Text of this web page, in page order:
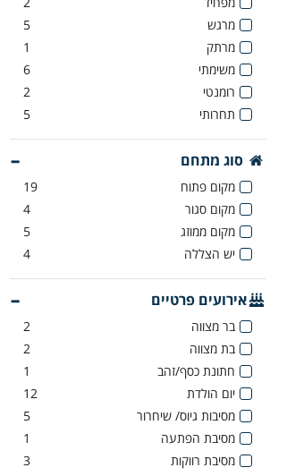
מרגש
5
מרתק
1
משימתי
6
רומנטי
2
תחרותי
5
סוג מתחם
מקום פתוח
19
מקום סגור
4
מקום ממוזג
5
יש הצללה
4
אירועים פרטיים
בר מצווה
2
בת מצווה
2
חתונת כסף/זהב
1
יום הולדת
12
מסיבות גיוס/ שיחרור
5
מסיבת הפתעה
1
מסיבת רווקות
3